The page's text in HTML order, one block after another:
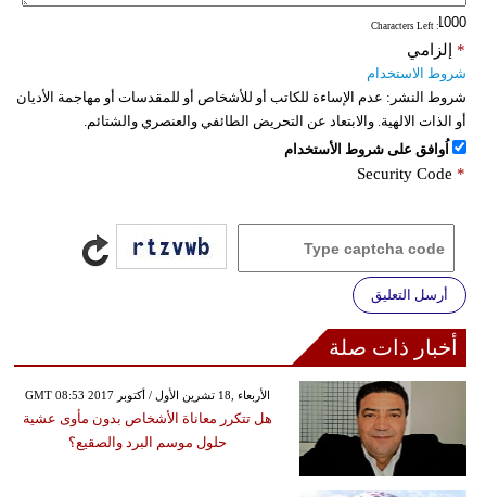
: Characters Left
إلزامي *
شروط الاستخدام
شروط النشر: عدم الإساءة للكاتب أو للأشخاص أو للمقدسات أو مهاجمة الأديان
أو الذات الالهية. والابتعاد عن التحريض الطائفي والعنصري والشتائم.
اُوافق على شروط الأستخدام
Security Code *
أرسل التعليق
أخبار ذات صلة
GMT 08:53 2017 الأربعاء ,18 تشرين الأول / أكتوبر
هل تتكرر معاناة الأشخاص بدون مأوى عشية
حلول موسم البرد والصقيع؟